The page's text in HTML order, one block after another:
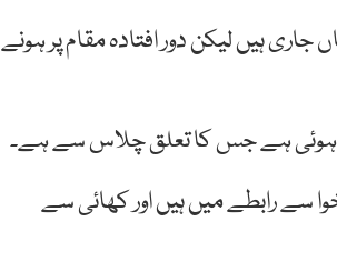
ہیں لیکن دور افتادہ مقام پر ہونے
ہوئی ہے جس کا تعلق چلاس سے ہے۔
سے رابطے میں ہیں اور کھائی سے